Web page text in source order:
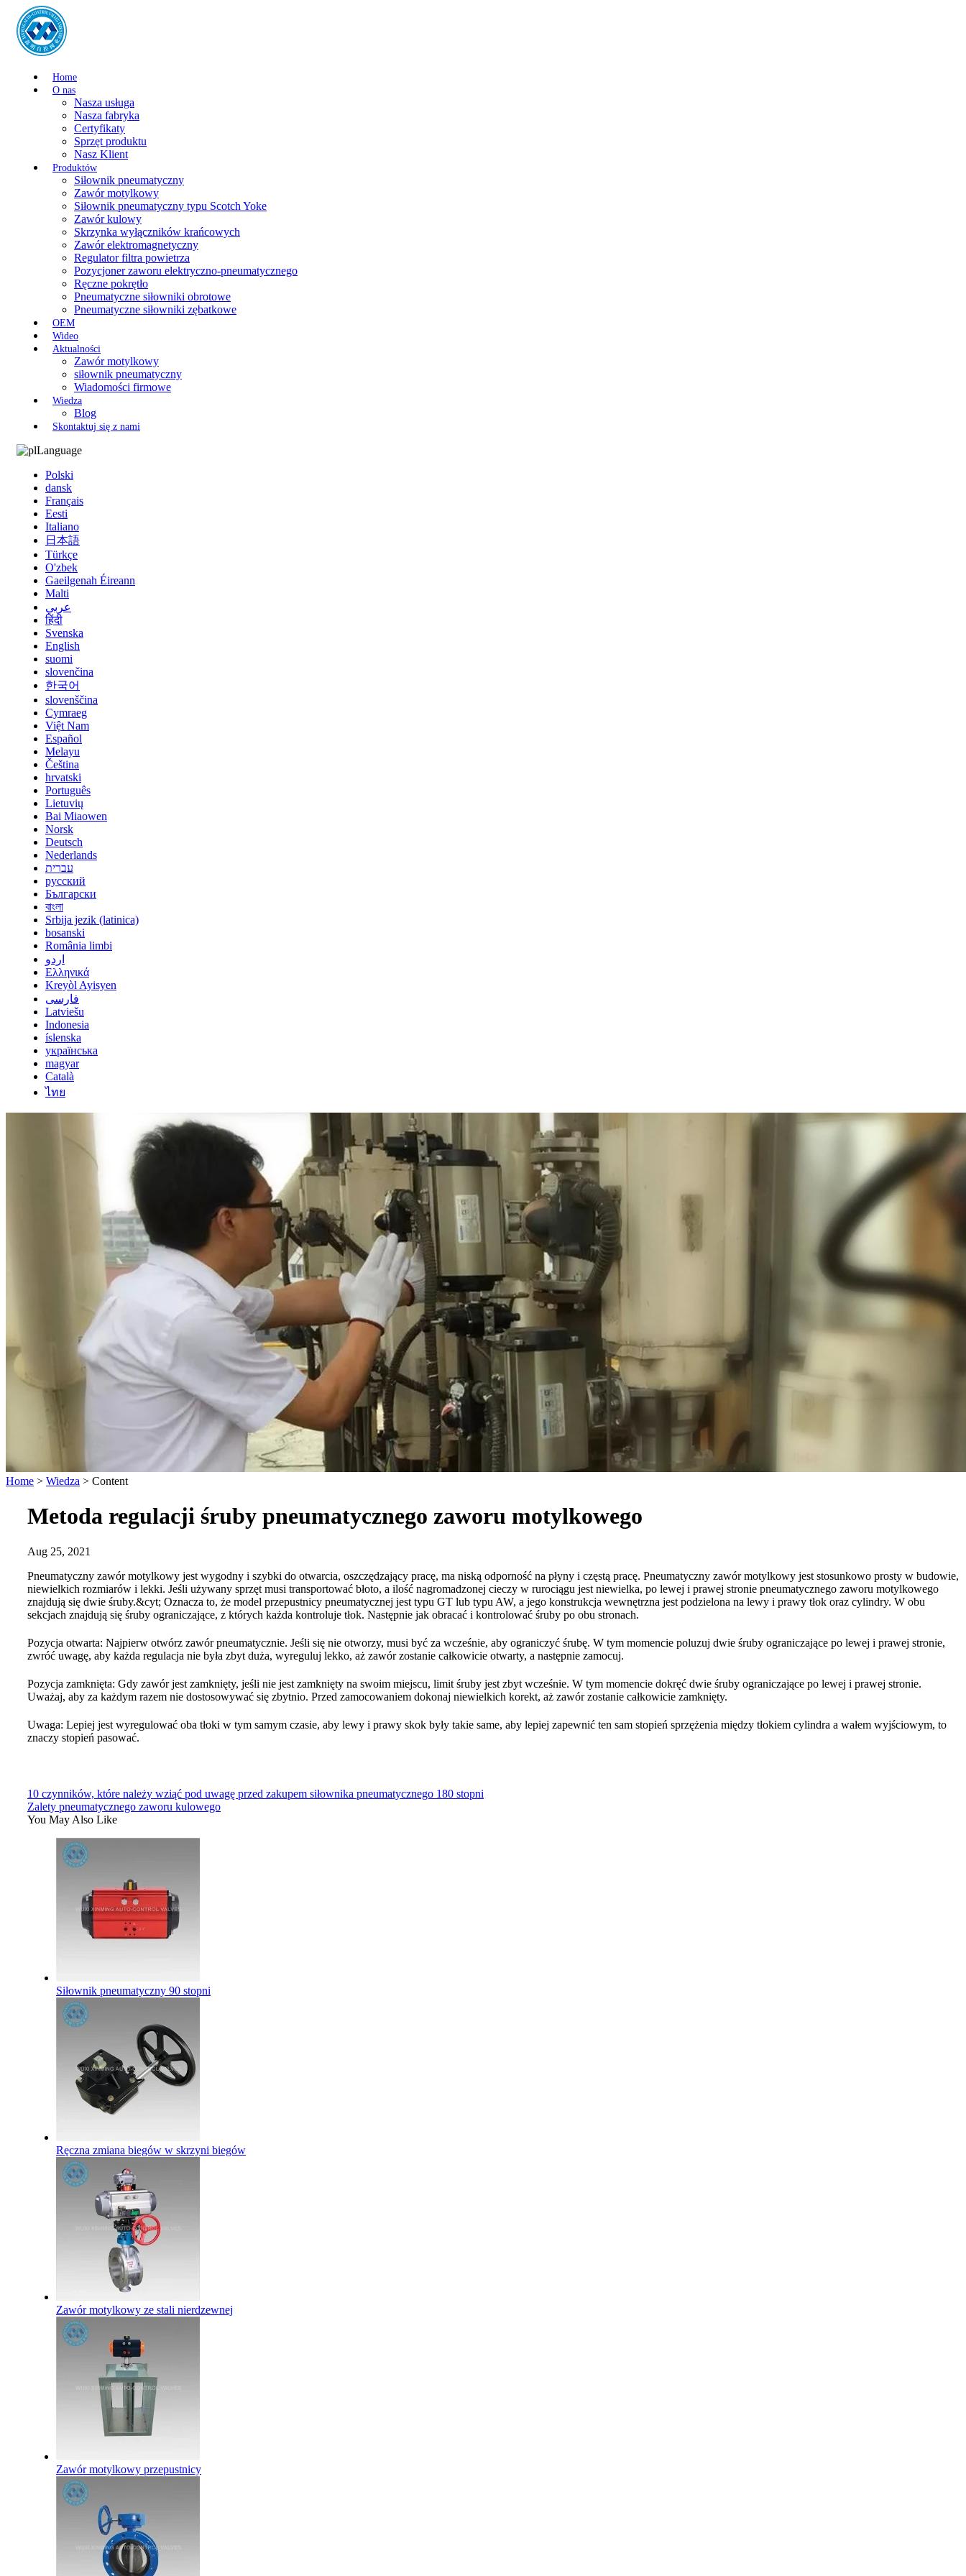
Home
O nas
Nasza usługa
Nasza fabryka
Certyfikaty
Sprzęt produktu
Nasz Klient
Produktów
Siłownik pneumatyczny
Zawór motylkowy
Siłownik pneumatyczny typu Scotch Yoke
Zawór kulowy
Skrzynka wyłączników krańcowych
Zawór elektromagnetyczny
Regulator filtra powietrza
Pozycjoner zaworu elektryczno-pneumatycznego
Ręczne pokrętło
Pneumatyczne siłowniki obrotowe
Pneumatyczne siłowniki zębatkowe
OEM
Wideo
Aktualności
Zawór motylkowy
siłownik pneumatyczny
Wiadomości firmowe
Wiedza
Blog
Skontaktuj się z nami
Language
Polski
dansk
Français
Eesti
Italiano
日本語
Türkçe
O'zbek
Gaeilgenah Éireann
Malti
عربي
हिंदी
Svenska
English
suomi
slovenčina
한국어
slovenščina
Cymraeg
Việt Nam
Español
Melayu
Čeština
hrvatski
Português
Lietuvių
Bai Miaowen
Norsk
Deutsch
Nederlands
עברית
русский
Български
বাংলা
Srbija jezik (latinica)
bosanski
România limbi
اردو
Ελληνικά
Kreyòl Ayisyen
فارسی
Latviešu
Indonesia
íslenska
українська
magyar
Català
ไทย
Home > Wiedza > Content
Metoda regulacji śruby pneumatycznego zaworu motylkowego
Aug 25, 2021
Pneumatyczny zawór motylkowy jest wygodny i szybki do otwarcia, oszczędzający pracę, ma niską odporność na płyny i częstą pracę. Pneumatyczny zawór motylkowy jest stosunkowo prosty w budowie,
niewielkich rozmiarów i lekki. Jeśli używany sprzęt musi transportować błoto, a ilość nagromadzonej cieczy w rurociągu jest niewielka, po lewej i prawej stronie pneumatycznego zaworu motylkowego
znajdują się dwie śruby.&cyt; Oznacza to, że model przepustnicy pneumatycznej jest typu GT lub typu AW, a jego konstrukcja wewnętrzna jest podzielona na lewy i prawy tłok oraz cylindry. W obu
sekcjach znajdują się śruby ograniczające, z których każda kontroluje tłok. Następnie jak obracać i kontrolować śruby po obu stronach.
Pozycja otwarta: Najpierw otwórz zawór pneumatycznie. Jeśli się nie otworzy, musi być za wcześnie, aby ograniczyć śrubę. W tym momencie poluzuj dwie śruby ograniczające po lewej i prawej stronie,
zwróć uwagę, aby każda regulacja nie była zbyt duża, wyreguluj lekko, aż zawór zostanie całkowicie otwarty, a następnie zamocuj.
Pozycja zamknięta: Gdy zawór jest zamknięty, jeśli nie jest zamknięty na swoim miejscu, limit śruby jest zbyt wcześnie. W tym momencie dokręć dwie śruby ograniczające po lewej i prawej stronie.
Uważaj, aby za każdym razem nie dostosowywać się zbytnio. Przed zamocowaniem dokonaj niewielkich korekt, aż zawór zostanie całkowicie zamknięty.
Uwaga: Lepiej jest wyregulować oba tłoki w tym samym czasie, aby lewy i prawy skok były takie same, aby lepiej zapewnić ten sam stopień sprzężenia między tłokiem cylindra a wałem wyjściowym, to
znaczy stopień pasować.
10 czynników, które należy wziąć pod uwagę przed zakupem siłownika pneumatycznego 180 stopni
Zalety pneumatycznego zaworu kulowego
You May Also Like
Siłownik pneumatyczny 90 stopni
Ręczna zmiana biegów w skrzyni biegów
Zawór motylkowy ze stali nierdzewnej
Zawór motylkowy przepustnicy